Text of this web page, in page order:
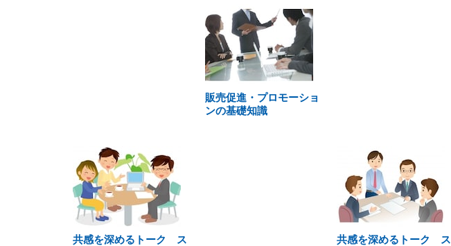
販売促進・プロモーショ
ンの基礎知識
共感を深めるトーク ス
共感を深めるトーク ス